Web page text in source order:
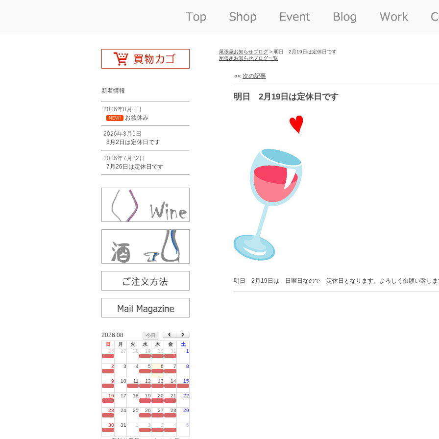
新着情報
2026年8月1日
NEW! お盆休み
2026年8月1日
8月2日は定休日です
2026年7月22日
7月26日は定休日です
2026.08
今日
日
月 火 水 木 金
土
26
27 28 29 30 31 1
2 3 4 5 6 7 8
9 10 11 12 13 14 15
16 17 18 19 20 21 22
23 24 25 26 27 28 29
30 31 1 2 3 4 5
尾張屋お知らせブログ > 明日 2月19日は定休日です
尾張屋お知らせブログ一覧
«« 次の記事
明日 2月19日は定休日です
明日 2月19日は 日曜日なので 定休日となります。よろしく御願い致しま